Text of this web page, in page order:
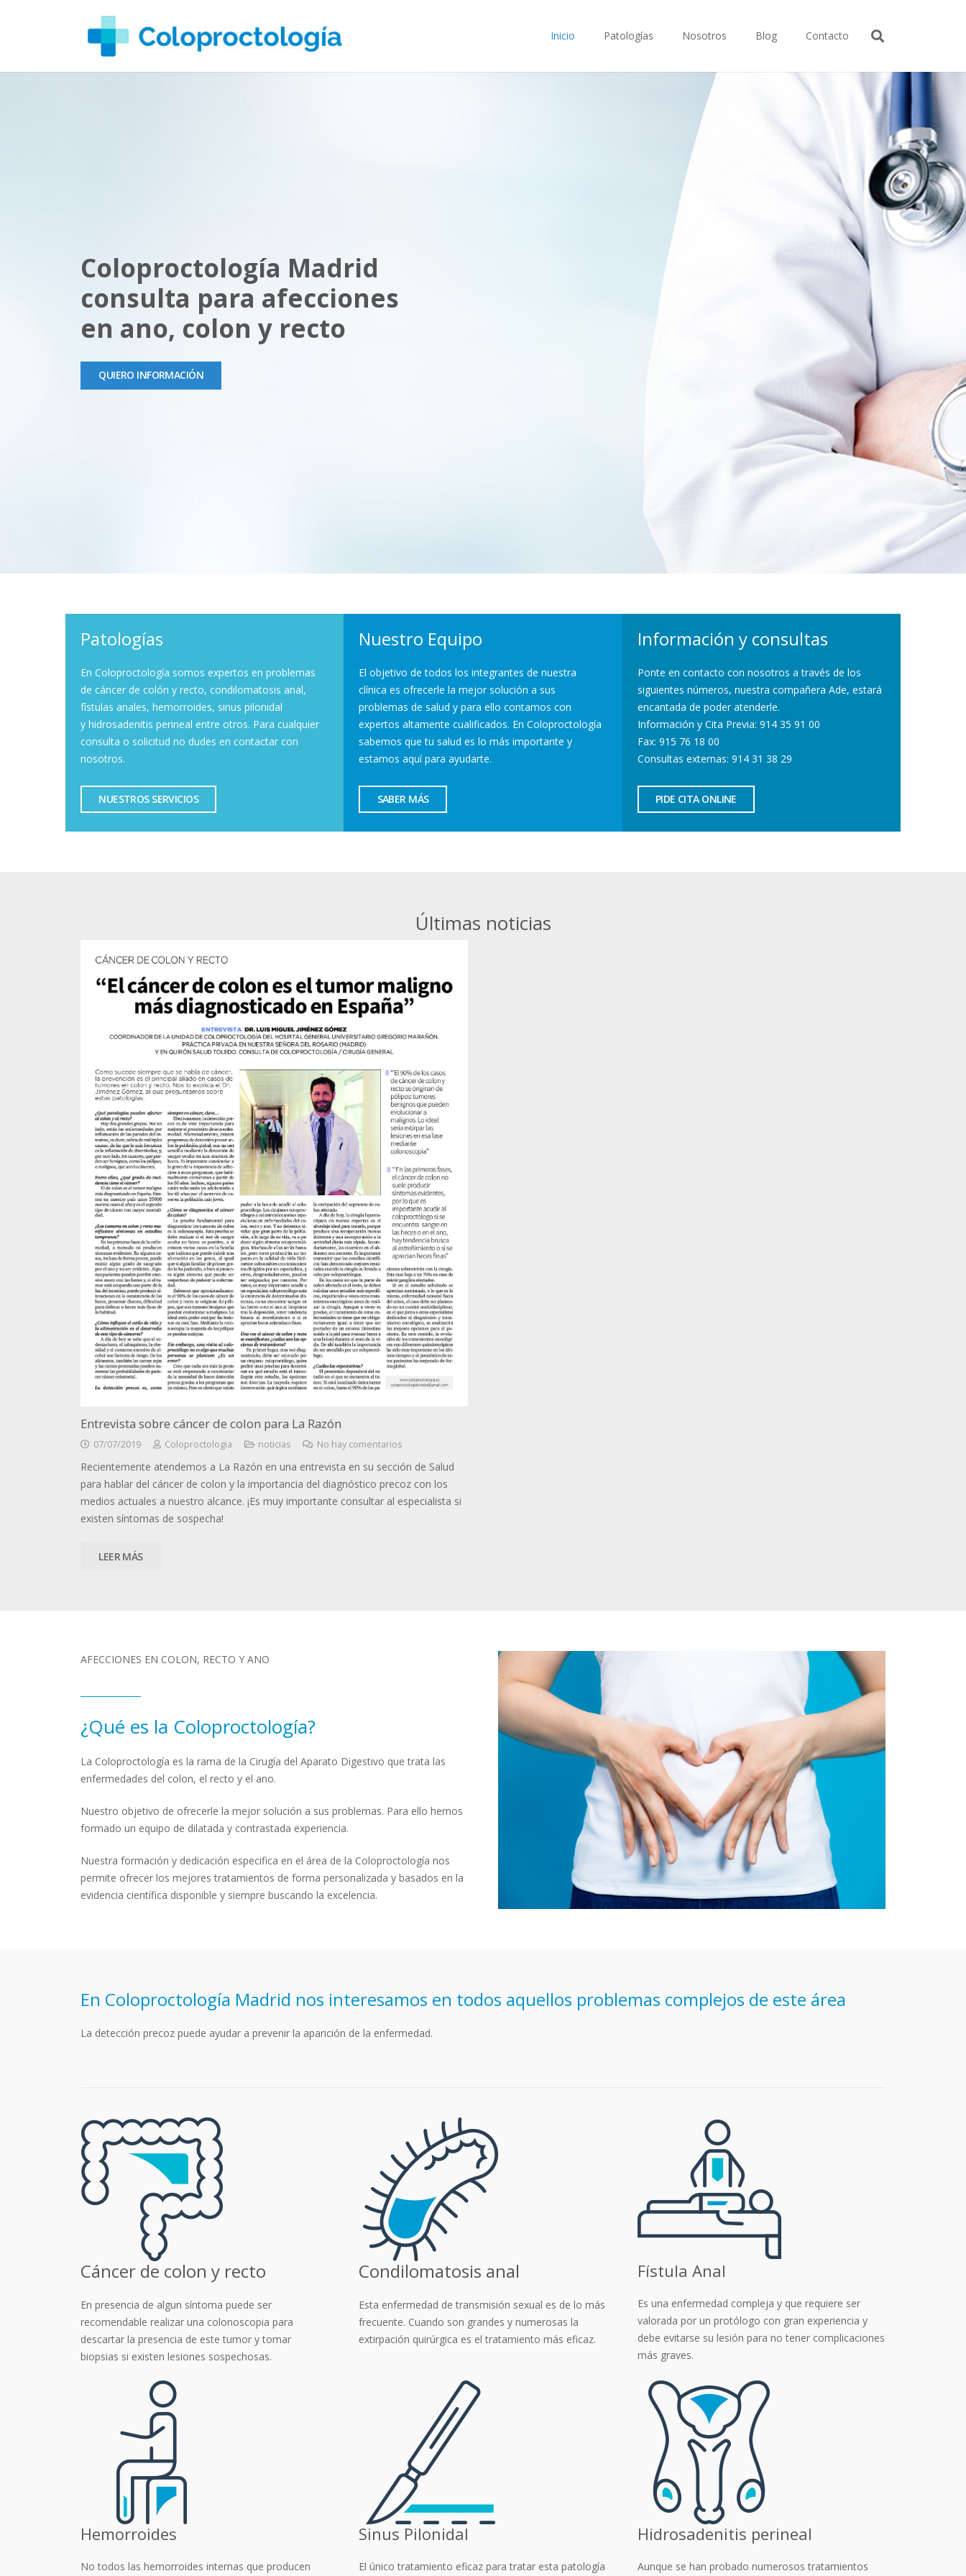
Inicio Patologías Nosotros Blog Contacto
Coloproctología Madrid
consulta para afecciones
en ano, colon y recto
QUIERO INFORMACIÓN
Patologías
En Coloproctología somos expertos en problemas
de cáncer de colón y recto, condilomatosis anal,
fístulas anales, hemorroides, sinus pilonidal
y hidrosadenitis perineal entre otros. Para cualquier
consulta o solicitud no dudes en contactar con
nosotros.
NUESTROS SERVICIOS
Nuestro Equipo
El objetivo de todos los integrantes de nuestra
clínica es ofrecerle la mejor solución a sus
problemas de salud y para ello contamos con
expertos altamente cualificados. En Coloproctología
sabemos que tu salud es lo más importante y
estamos aquí para ayudarte.
SABER MÁS
Información y consultas
Ponte en contacto con nosotros a través de los
siguientes números, nuestra compañera Ade, estará
encantada de poder atenderle.
Información y Cita Previa: 914 35 91 00
Fax: 915 76 18 00
Consultas externas: 914 31 38 29
PIDE CITA ONLINE
Últimas noticias
Entrevista sobre cáncer de colon para La Razón
07/07/2019 Coloproctologia noticias No hay comentarios
Recientemente atendemos a La Razón en una entrevista en su sección de Salud
para hablar del cáncer de colon y la importancia del diagnóstico precoz con los
medios actuales a nuestro alcance. ¡Es muy importante consultar al especialista si
existen síntomas de sospecha!
LEER MÁS
AFECCIONES EN COLON, RECTO Y ANO
¿Qué es la Coloproctología?
La Coloproctología es la rama de la Cirugía del Aparato Digestivo que trata las
enfermedades del colon, el recto y el ano.
Nuestro objetivo de ofrecerle la mejor solución a sus problemas. Para ello hemos
formado un equipo de dilatada y contrastada experiencia.
Nuestra formación y dedicación especifica en el área de la Coloproctología nos
permite ofrecer los mejores tratamientos de forma personalizada y basados en la
evidencia científica disponible y siempre buscando la excelencia.
En Coloproctología Madrid nos interesamos en todos aquellos problemas complejos de este área
La detección precoz puede ayudar a prevenir la aparición de la enfermedad.
Cáncer de colon y recto
En presencia de algun síntoma puede ser
recomendable realizar una colonoscopia para
descartar la presencia de este tumor y tomar
biopsias si existen lesiones sospechosas.
Condilomatosis anal
Esta enfermedad de transmisión sexual es de lo más
frecuente. Cuando son grandes y numerosas la
extirpación quirúrgica es el tratamiento más eficaz.
Fístula Anal
Es una enfermedad compleja y que requiere ser
valorada por un protólogo con gran experiencia y
debe evitarse su lesión para no tener complicaciones
más graves.
Hemorroides
No todos las hemorroides internas que producen
Sinus Pilonidal
El único tratamiento eficaz para tratar esta patología
Hidrosadenitis perineal
Aunque se han probado numerosos tratamientos